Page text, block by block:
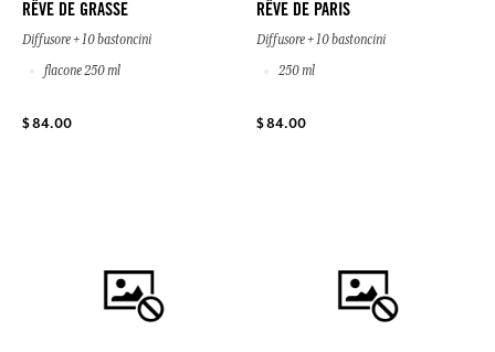
RÊVE DE GRASSE
Diffusore + 10 bastoncini
flacone 250 ml
$ 84.00
RÊVE DE PARIS
Diffusore + 10 bastoncini
250 ml
$ 84.00